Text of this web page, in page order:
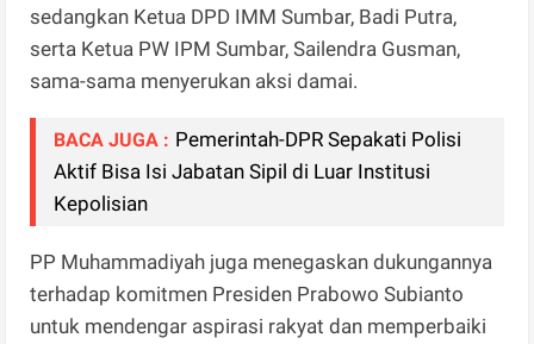
sedangkan Ketua DPD IMM Sumbar, Badi Putra,
serta Ketua PW IPM Sumbar, Sailendra Gusman,
sama-sama menyerukan aksi damai.
BACA JUGA : Pemerintah-DPR Sepakati Polisi
Aktif Bisa Isi Jabatan Sipil di Luar Institusi
Kepolisian
PP Muhammadiyah juga menegaskan dukungannya
terhadap komitmen Presiden Prabowo Subianto
untuk mendengar aspirasi rakyat dan memperbaiki